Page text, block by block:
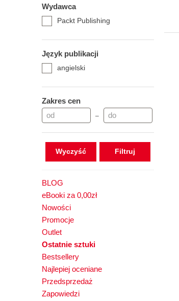
Wydawca
Packt Publishing
Język publikacji
angielski
Zakres cen
–
Wyczyść
BLOG
eBooki za 0,00zł
Nowości
Promocje
Outlet
Ostatnie sztuki
Bestsellery
Najlepiej oceniane
Przedsprzedaż
Zapowiedzi